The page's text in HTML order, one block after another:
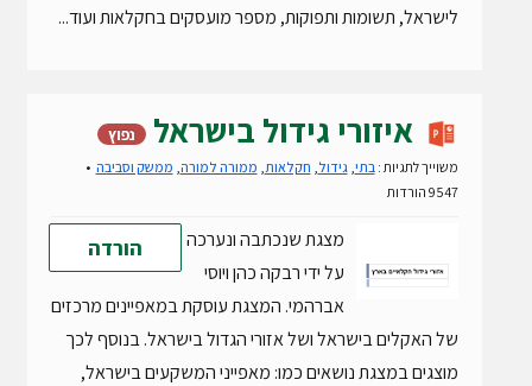
לישראל, תשומות ותפוקות, מספר מועסקים בחקלאות ועוד...
איזורי גידול בישראל נפוץ
משוייך לתגיות : בתי, גידול, חקלאות, ממורה למורה, ממשק וסביבה
9547 הורדות
הורדה
מצגת שנכתבה ונערכה
על ידי רבקה כהן ויוסי
אברהמי. המצגת עוסקת במאפיינים מרכזים
של האקלים בישראל ושל אזורי הגדול בישראל. בנוסף לכך
מוצגים במצגת נושאים כמו: מאפייני המשקעים בישראל,